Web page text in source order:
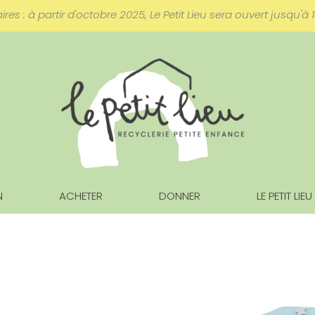
: à partir d'octobre 2025, Le Petit Lieu sera ouvert jusqu'à
ACHETER DONNER LE PETIT